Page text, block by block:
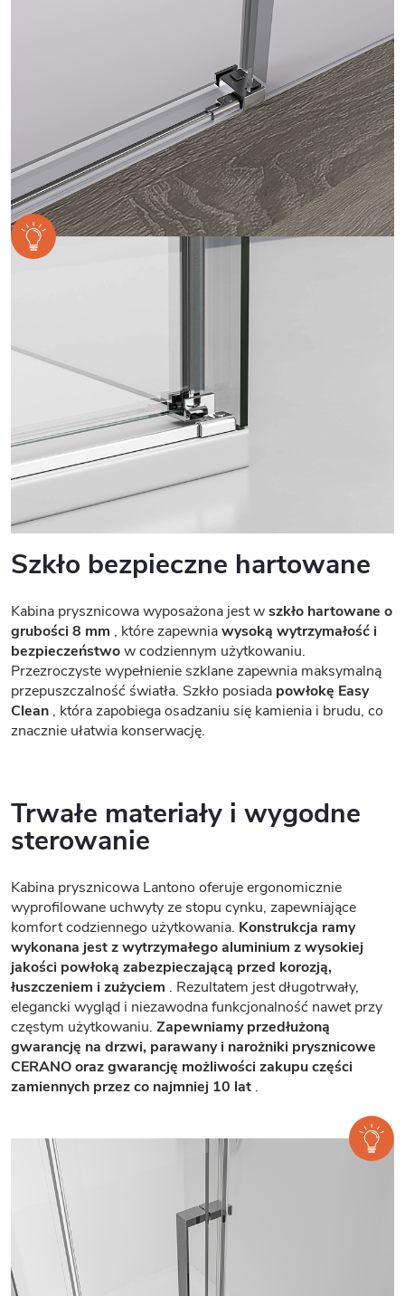
Szkło bezpieczne hartowane
Kabina prysznicowa wyposażona jest wszkło hartowane o
grubości 8 mm , które zapewniawysoką wytrzymałość i
bezpieczeństwow codziennym użytkowaniu.
Przezroczyste wypełnienie szklane zapewnia maksymalną
przepuszczalność światła. Szkło posiada powłokę Easy
Clean , która zapobiega osadzaniu się kamienia i brudu, co
znacznie ułatwia konserwację.
Trwałe materiały i wygodne
sterowanie
Kabina prysznicowa Lantono oferuje ergonomicznie
wyprofilowane uchwyty ze stopu cynku, zapewniające
komfort codziennego użytkowania. Konstrukcja ramy
wykonana jest z wytrzymałego aluminium z wysokiej
jakości powłoką zabezpieczającą przed korozją,
łuszczeniem i zużyciem . Rezultatem jest długotrwały,
elegancki wygląd i niezawodna funkcjonalność nawet przy
częstym użytkowaniu. Zapewniamy przedłużoną
gwarancję na drzwi, parawany i narożniki prysznicowe
CERANO oraz gwarancję możliwości zakupu części
zamiennych przez co najmniej 10 lat .